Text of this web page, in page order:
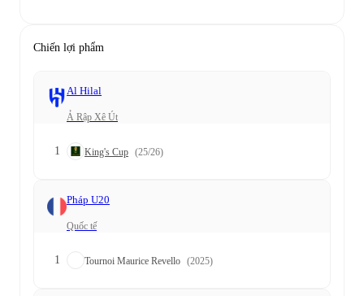
Chiến lợi phẩm
Al Hilal
Ả Rập Xê Út
1 King's Cup (25/26)
Pháp U20
Quốc tế
1 Tournoi Maurice Revello (2025)